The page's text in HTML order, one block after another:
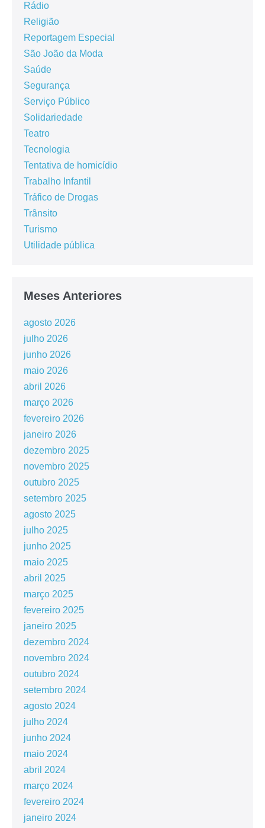
Rádio
Religião
Reportagem Especial
São João da Moda
Saúde
Segurança
Serviço Público
Solidariedade
Teatro
Tecnologia
Tentativa de homicídio
Trabalho Infantil
Tráfico de Drogas
Trânsito
Turismo
Utilidade pública
Meses Anteriores
agosto 2026
julho 2026
junho 2026
maio 2026
abril 2026
março 2026
fevereiro 2026
janeiro 2026
dezembro 2025
novembro 2025
outubro 2025
setembro 2025
agosto 2025
julho 2025
junho 2025
maio 2025
abril 2025
março 2025
fevereiro 2025
janeiro 2025
dezembro 2024
novembro 2024
outubro 2024
setembro 2024
agosto 2024
julho 2024
junho 2024
maio 2024
abril 2024
março 2024
fevereiro 2024
janeiro 2024